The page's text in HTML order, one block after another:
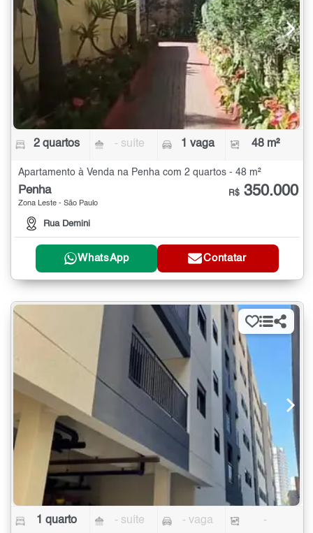
2 quartos - suíte 1 vaga 48 m²
Apartamento à Venda na Penha com 2 quartos - 48 m²
Penha
Zona Leste - São Paulo
Rua Demini
R$ 350.000
WhatsApp Contatar
1 quarto - suíte - vaga -